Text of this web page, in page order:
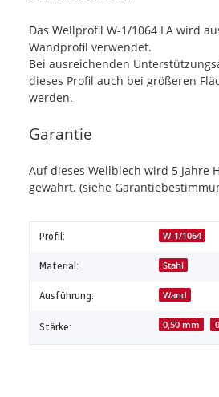
Das Wellprofil W-1/1064 LA wird
Wandprofil verwendet.
Bei ausreichenden
dieses Profil auch bei größeren
werden.
Garantie
Auf dieses Wellblech wird 5 Jahre
gewährt. (siehe
Profil: W-1/1064
Material: Stahl
Ausführung: Wand
Stärke: 0,50 mm